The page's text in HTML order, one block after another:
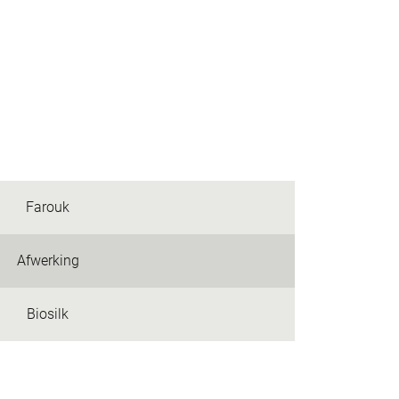
Farouk
Afwerking
Biosilk